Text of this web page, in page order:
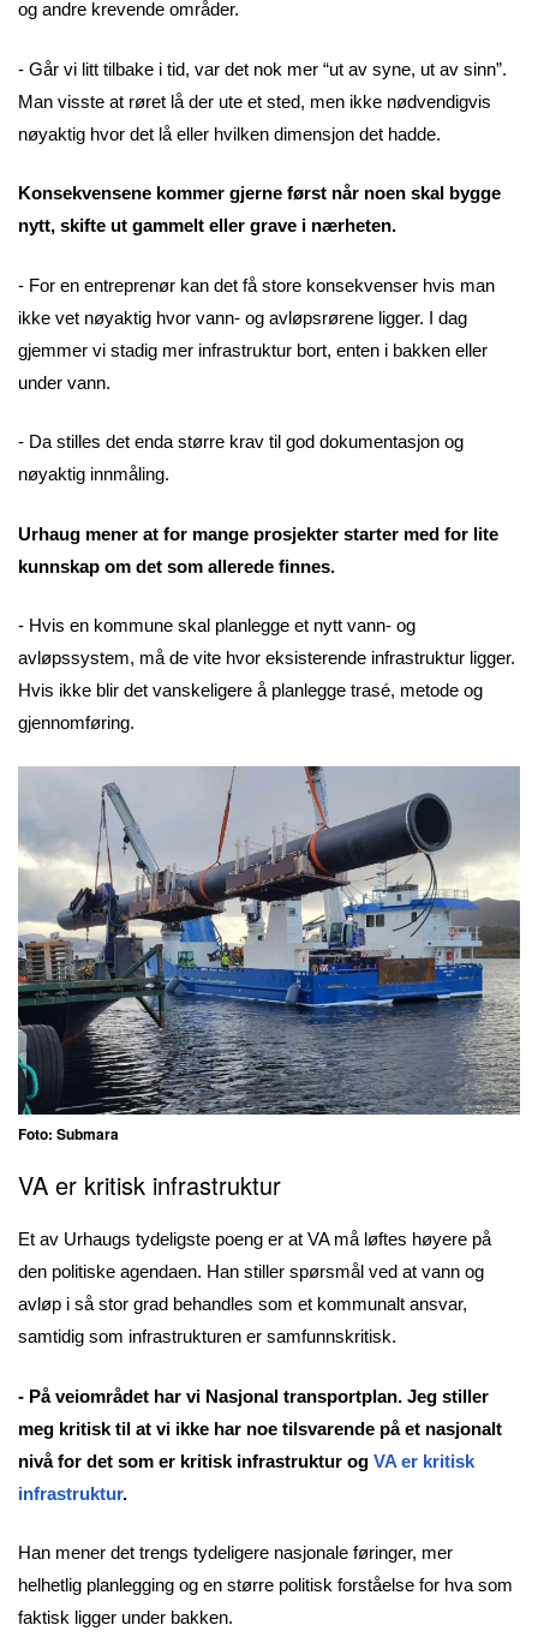
og andre krevende områder.
- Går vi litt tilbake i tid, var det nok mer “ut av syne, ut av sinn”.
Man visste at røret lå der ute et sted, men ikke nødvendigvis
nøyaktig hvor det lå eller hvilken dimensjon det hadde.
Konsekvensene kommer gjerne først når noen skal bygge
nytt, skifte ut gammelt eller grave i nærheten.
- For en entreprenør kan det få store konsekvenser hvis man
ikke vet nøyaktig hvor vann- og avløpsrørene ligger. I dag
gjemmer vi stadig mer infrastruktur bort, enten i bakken eller
under vann.
- Da stilles det enda større krav til god dokumentasjon og
nøyaktig innmåling.
Urhaug mener at for mange prosjekter starter med for lite
kunnskap om det som allerede finnes.
- Hvis en kommune skal planlegge et nytt vann- og
avløpssystem, må de vite hvor eksisterende infrastruktur ligger.
Hvis ikke blir det vanskeligere å planlegge trasé, metode og
gjennomføring.
Foto: Submara
VA er kritisk infrastruktur
Et av Urhaugs tydeligste poeng er at VA må løftes høyere på
den politiske agendaen. Han stiller spørsmål ved at vann og
avløp i så stor grad behandles som et kommunalt ansvar,
samtidig som infrastrukturen er samfunnskritisk.
- På veiområdet har vi Nasjonal transportplan. Jeg stiller
meg kritisk til at vi ikke har noe tilsvarende på et nasjonalt
nivå for det som er kritisk infrastruktur og VA er kritisk
infrastruktur.
Han mener det trengs tydeligere nasjonale føringer, mer
helhetlig planlegging og en større politisk forståelse for hva som
faktisk ligger under bakken.